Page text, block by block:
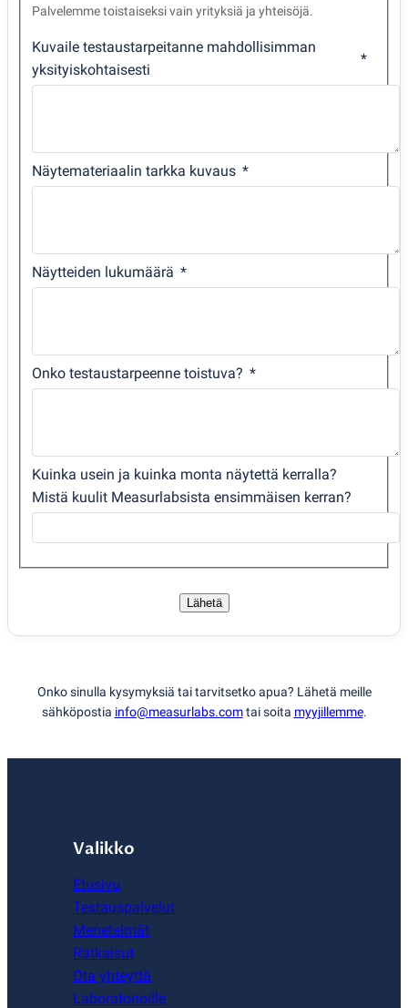
Palvelemme toistaiseksi vain yrityksiä ja yhteisöjä.
Kuvaile testaustarpeitanne mahdollisimman
yksityiskohtaisesti
Näytemateriaalin tarkka kuvaus
Näytteiden lukumäärä
Onko testaustarpeenne toistuva?
Kuinka usein ja kuinka monta näytettä kerralla?
Mistä kuulit Measurlabsista ensimmäisen kerran?
Lähetä
Onko sinulla kysymyksiä tai tarvitsetko apua? Lähetä meille
sähköpostia info@measurlabs.comtai soita myyjillemme.
Valikko
Etusivu
Testauspalvelut
Menetelmät
Ratkaisut
Ota yhteyttä
Laboratorioille